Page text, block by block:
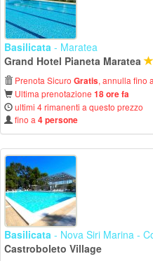
Basilicata - Maratea
Grand Hotel Pianeta Maratea
Prenota Sicuro Gratis, annulla fino
Ultima prenotazione 18 ore fa
ultimi 4 rimanenti a questo prezzo
fino a 4 persone
Basilicata - Nova Siri Marina -
Castroboleto Village